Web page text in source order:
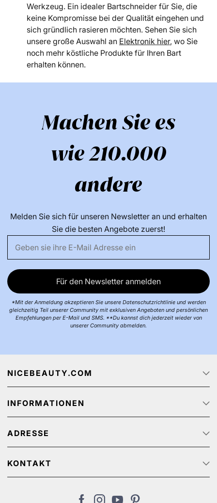
Werkzeug. Ein idealer Bartschneider für Sie, die
keine Kompromisse bei der Qualität eingehen und
sich gründlich rasieren möchten. Sehen Sie sich
unsere große Auswahl an Elektronik hier, wo Sie
noch mehr köstliche Produkte für Ihren Bart
erhalten können.
Machen Sie es
wie 210.000
andere
Melden Sie sich für unseren Newsletter an und erhalten
Sie die besten Angebote zuerst!
Für den Newsletter anmelden
*Mit der Anmeldung akzeptieren Sie unsere Datenschutzrichtlinie und werden
gleichzeitig Teil unserer Community mit exklusiven Angeboten und persönlichen
Empfehlungen per E-Mail und SMS. **Du kannst dich jederzeit wieder von
unserer Community abmelden.
NICEBEAUTY.COM
Über uns
Jobs
Sendungsverfolgung
INFORMATIONEN
AGB
Personenbezogener Datenschutz
Rücksendung
ADRESSE
Stærevej 2,
6705 Esbjerg, Denmark
KONTAKT